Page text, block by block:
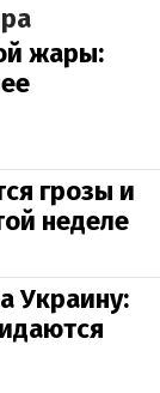
жары:
грозы и
неделе
Украину: